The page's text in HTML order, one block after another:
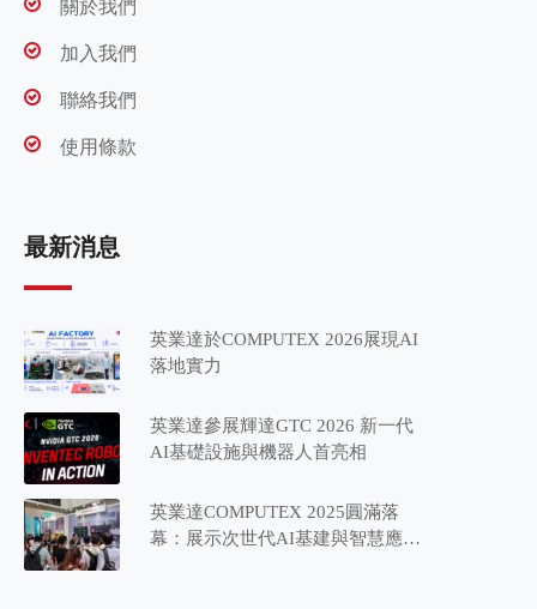
關於我們
加入我們
聯絡我們
使用條款
最新消息
英業達於COMPUTEX 2026展現AI
落地實力
英業達參展輝達GTC 2026 新一代
AI基礎設施與機器人首亮相
英業達COMPUTEX 2025圓滿落
幕：展示次世代AI基建與智慧應用